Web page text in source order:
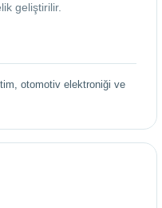
geliştirilir.
otomotiv elektroniği ve